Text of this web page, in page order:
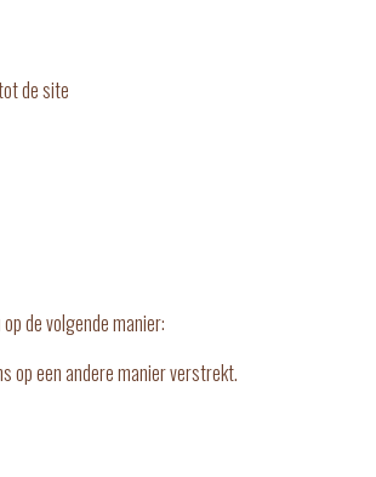
de site
de volgende manier:
op een andere manier verstrekt.